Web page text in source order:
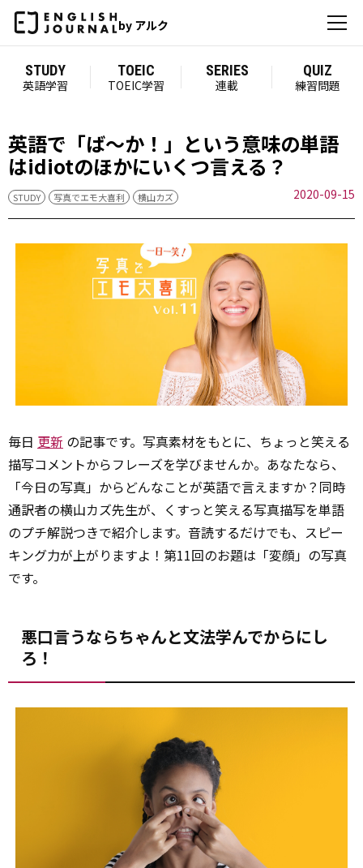
by アルク
STUDY
英語学習
TOEIC
TOEIC学習
SERIES
連載
QUIZ
練習問題
英語で「ば～か！」という意味の単語
はidiotのほかにいくつ言える？
STUDY 写真でエモ大喜利 横山カズ 2020-09-15
毎日 更新 の記事です。写真素材をもとに、ちょっと笑える
描写コメントからフレーズを学びませんか。あなたなら、
「今日の写真」からどんなことが英語で言えますか？同時
通訳者の横山カズ先生が、くすっと笑える写真描写を単語
のプチ解説つきで紹介します。音読するだけでも、スピー
キング力が上がりますよ！第11回のお題は「変顔」の写真
です。
悪口言うならちゃんと文法学んでからにし
ろ！